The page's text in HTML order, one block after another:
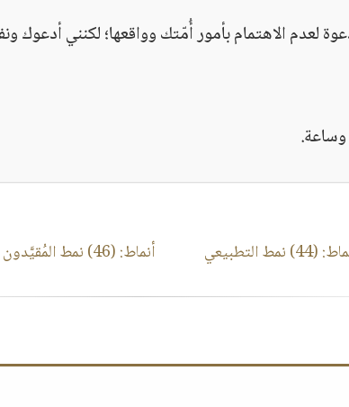
لعدم الاهتمام بأمور أُمّتك وواقعها؛ لكنني أدعوك
وساعة.
نمط التطبيعي أنماط: (46) نمط المُقيَّدون بأغلال الحدث